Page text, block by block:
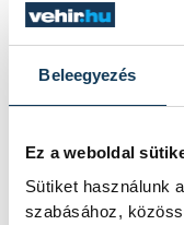
Beleegyezés
Ez a weboldal
Sütiket használunk
szabásához,
sport futsal